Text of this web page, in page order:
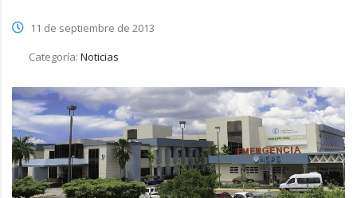
11 de septiembre de 2013
Categoría: Noticias